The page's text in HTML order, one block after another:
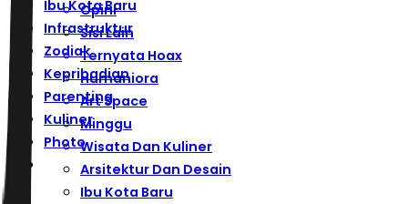
Ibu Kota Baru
Infrastruktur
Zodiak
Kepribadian
Parenting
Kuliner
Photo
Opini
Sisi Lain
Ternyata Hoax
Humaniora
Art Space
Minggu
Wisata Dan Kuliner
Arsitektur Dan Desain
Ibu Kota Baru